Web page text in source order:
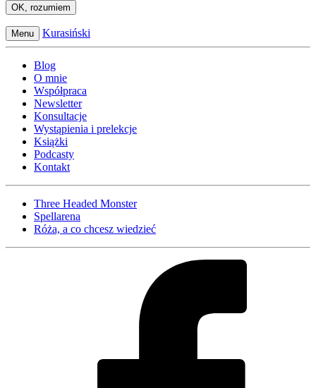
OK, rozumiem
Menu Kurasiński
Blog
O mnie
Współpraca
Newsletter
Konsultacje
Wystąpienia i prelekcje
Książki
Podcasty
Kontakt
Three Headed Monster
Spellarena
Róża, a co chcesz wiedzieć